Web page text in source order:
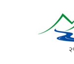
मोफसलकै लोकप्रिय